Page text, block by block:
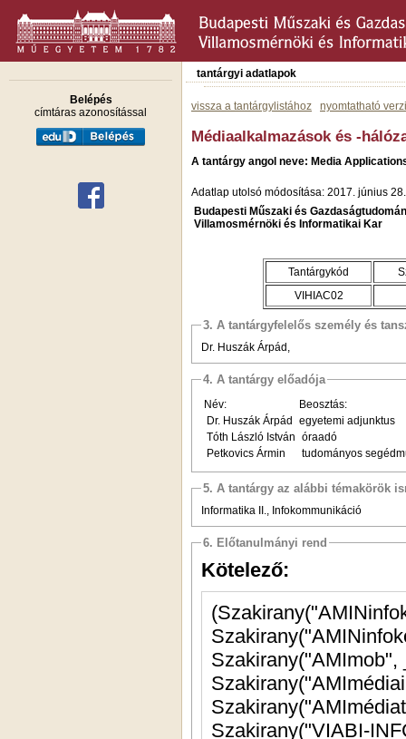
Belépés
címtáras azonosítással
tantárgyi adatlapok
vissza a tantárgylistához nyomtatható
Médiaalkalmazások és -
A tantárgy angol neve: Media
Adatlap utolsó módosítása: 2017. június 28.
Budapesti Műszaki és
Villamosmérnöki és Informatikai Kar
Tantárgykód
VIHIAC02
3. A tantárgyfelelős személy és
Dr. Huszák Árpád,
4. A tantárgy előadója
Név:
Beosztás:
Dr. Huszák Árpád egyetemi adjunktus
Tóth László István óraadó
Petkovics Ármin
tudományos
5. A tantárgy az alábbi témakörök
Informatika II., Infokommunikáció
6. Előtanulmányi rend
Kötelező: